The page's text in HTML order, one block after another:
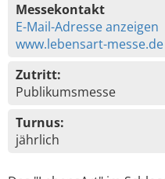
Messekontakt
E-Mail-Adresse anzeigen
www.lebensart-messe.de
Zutritt:
Publikumsmesse
Turnus:
jährlich